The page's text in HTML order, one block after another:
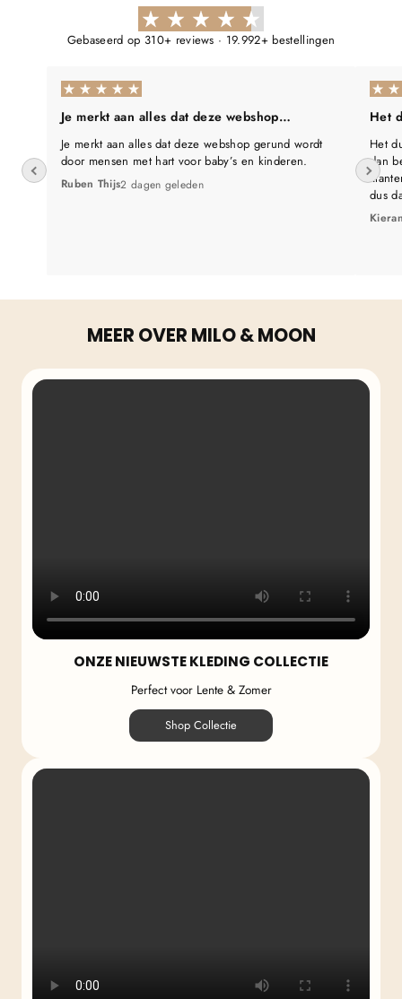
Gebaseerd op 310+ reviews · 19.992+ bestellingen
Je merkt aan alles dat deze webshop…
Je merkt aan alles dat deze webshop gerund wordt
door mensen met hart voor baby’s en kinderen.
Ruben Thijs2 dagen geleden
Het
Het
dan
dus
MEER OVER MILO & MOON
ONZE NIEUWSTE KLEDING COLLECTIE
Perfect voor Lente & Zomer
Shop Collectie